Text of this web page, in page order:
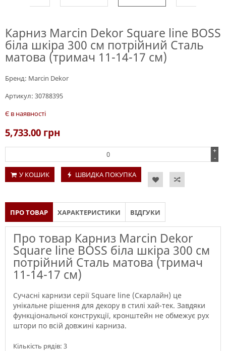
Карниз Marcin Dekor Square line BOSS
біла шкіра 300 см потрійний Сталь
матова (тримач 11-14-17 см)
Бренд: Marcin Dekor
Артикул: 30788395
Є в наявності
5,733.00 грн
+
-
У КОШИК
ШВИДКА ПОКУПКА
ПРО ТОВАР ХАРАКТЕРИСТИКИ ВІДГУКИ
Про товар Карниз Marcin Dekor
Square line BOSS біла шкіра 300 см
потрійний Сталь матова (тримач
11-14-17 см)
Сучасні карнизи серії Square line (Скарлайн) це
унікальне рішення для декору в стилі хай-тек. Завдяки
функціональної конструкції, кронштейн не обмежує рух
штори по всій довжині карниза.
Кількість рядів: 3